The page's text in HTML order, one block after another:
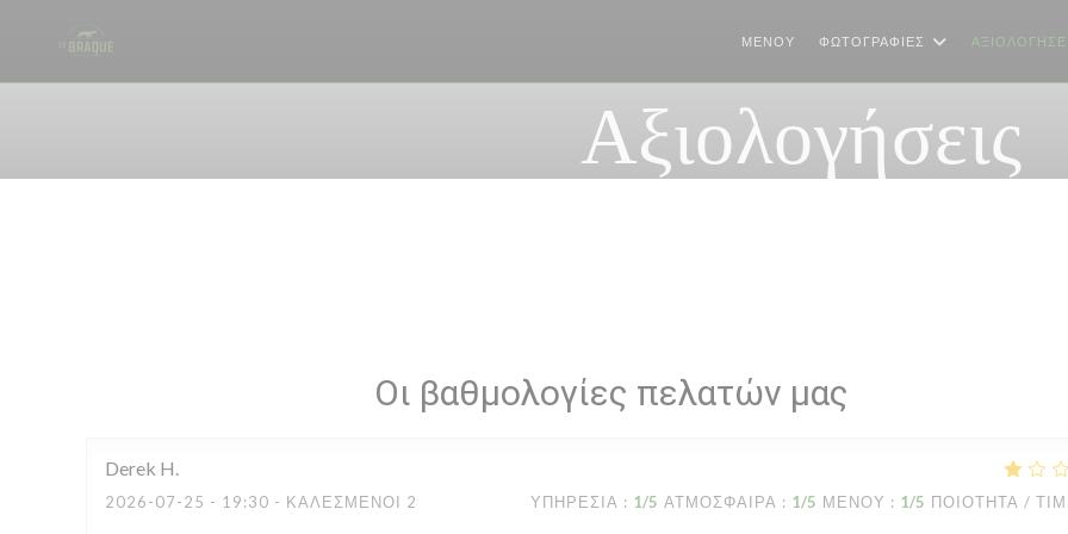
ΜΕΝΟΎ ΦΩΤΟΓΡΑΦΊΕΣ
Αξιολογήσεις
Οι βαθμολογίες πελατών μας
Derek H
2026-07-25 - 19:30 - ΚΑΛΕΣΜΈΝΟΙ 2 ΥΠΗΡΕΣΊΑ : 1/5 ΑΤΜΌΣΦΑΙΡΑ : 1/5 ΜΕΝΟΎ : 1/5 ΠΟΙΌΤΗΤΑ /